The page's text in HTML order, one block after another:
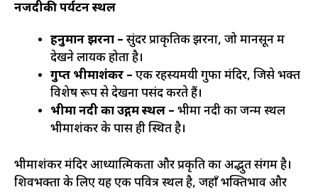
नजदीकी पर्यटन स्थल
हनुमान झरना – सुंदर प्राकृतिक झरना, जो मानसून में
देखने लायक होता है।
गुप्त भीमाशंकर – एक रहस्यमयी गुफा मंदिर, जिसे भक्त
विशेष रूप से देखना पसंद करते हैं।
भीमा नदी का उद्गम स्थल – भीमा नदी का जन्म स्थल
भीमाशंकर के पास ही स्थित है।
भीमाशंकर मंदिर आध्यात्मिकता और प्रकृति का अद्भुत संगम है।
शिवभक्तों के लिए यह एक पवित्र स्थल है, जहाँ भक्तिभाव और